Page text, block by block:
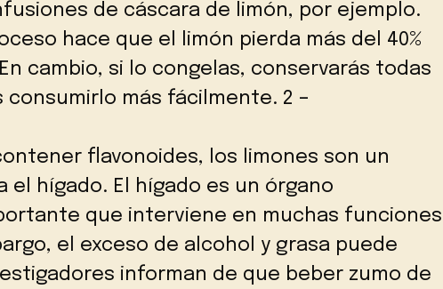
de cáscara de limón, por ejemplo.
hace que el limón pierda más del 40%
cambio, si lo congelas, conservarás todas
consumirlo más fácilmente. 2 –
contener flavonoides, los limones son un
el hígado. El hígado es un órgano
que interviene en muchas funciones
el exceso de alcohol y grasa puede
informan de que beber zumo de